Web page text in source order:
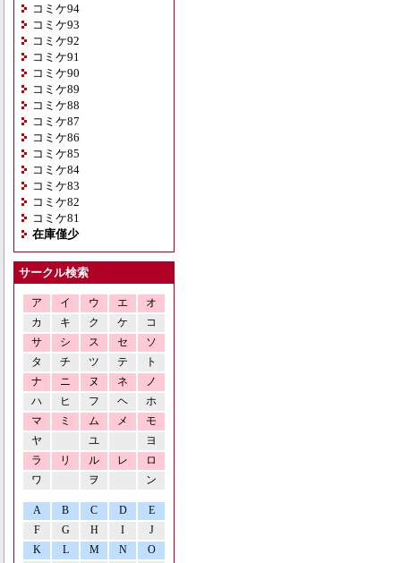
コミケ94
コミケ93
コミケ92
コミケ91
コミケ90
コミケ89
コミケ88
コミケ87
コミケ86
コミケ85
コミケ84
コミケ83
コミケ82
コミケ81
在庫僅少
サークル検索
ア イ ウ エ
オ
カ
キ ク ケ
コ
サ
シ ス セ
ソ
タ
チ ツ テ
ト
ナ
ニ ヌ ネ
ノ
ハ
ヒ フ ヘ
ホ
マ
ミ ム メ
モ
ヤ
ユ
ヨ
ラ
リ ル レ
ロ
ワ
ヲ ン
A B C D
E
F
G H I
J
K
L M N O